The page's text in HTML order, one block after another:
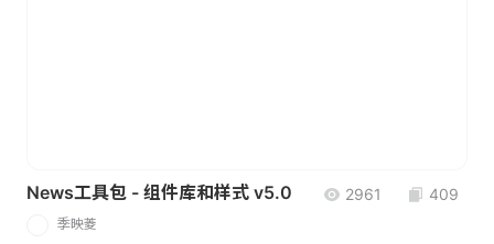
News工具包 - 组件库和样式 v5.0 2961 409
季映菱